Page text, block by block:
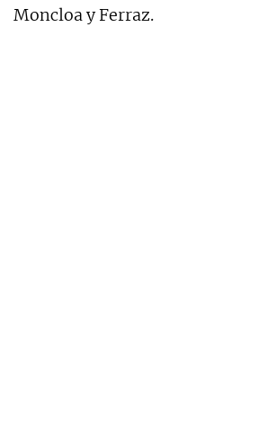
Moncloa y Ferraz.